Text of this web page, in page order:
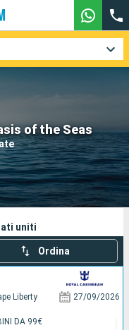
of the Seas
uniti
Ordina
Liberty 27/09/2026
DA 99€